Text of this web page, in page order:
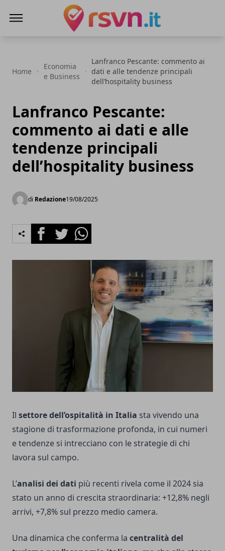
Home
Economia
e Business
Lanfranco Pescante: commento ai
dati e alle tendenze principali
dell’hospitality business
Lanfranco Pescante:
commento ai dati e alle
tendenze principali
dell’hospitality business
di Redazione19/08/2025
FacebookTwitterWhatsapp
Il settore dell’ospitalità in Italia sta vivendo una
stagione di trasformazione profonda, in cui numeri
e tendenze si intrecciano con le strategie di chi
lavora sul campo.
L’analisi dei dati più recenti rivela come il 2024 sia
stato un anno di crescita straordinaria: +12,8% negli
arrivi, +7,8% sul prezzo medio camera.
Una dinamica che conferma la centralità del